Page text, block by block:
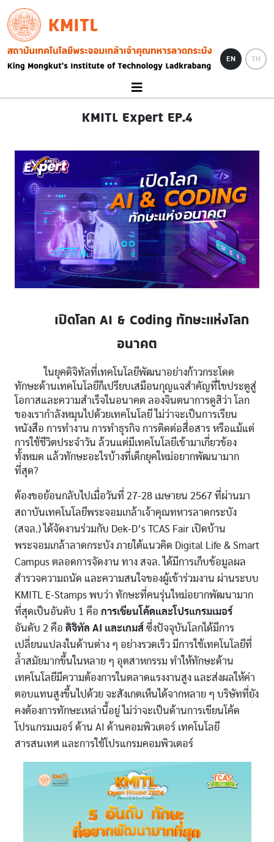
Skip to main content
KMITL
Image
EN TH
KMITL Expert EP.4
เปิดโลก AI & Coding ทักษะแห่งโลก
อนาคต
ในยุคดิจิทัลที่เทคโนโลยีพัฒนาอย่างก้าวกระโดด
ทักษะด้านเทคโนโลยีก็เปรียบเสมือนกุญแจสำคัญที่ไขประตูสู่
โอกาสและความสำเร็จในอนาคต ลองจินตนาการดูสิว่า โลก
ของเรากำลังหมุนไปด้วยเทคโนโลยี ไม่ว่าจะเป็นการเรียน
หนังสือ การทำงาน การทำธุรกิจ การติดต่อสื่อสาร หรือแม้แต่
การใช้ชีวิตประจำวัน ล้วนแต่มีเทคโนโลยีเข้ามาเกี่ยวข้อง
ทั้งหมด แล้วทักษะอะไรบ้างที่เด็กยุคใหม่อยากพัฒนามาก
ที่สุด?
ต้องขอย้อนกลับไปเมื่อวันที่ 27-28 เมษายน 2567 ที่ผ่านมา
สถาบันเทคโนโลยีพระจอมเกล้าเจ้าคุณทหารลาดกระบัง
(สจล.) ได้จัดงานร่วมกับ Dek-D’s TCAS Fair เปิดบ้าน
พระจอมเกล้าลาดกระบัง ภายใต้แนวคิด Digital Life & Smart
Campus ตลอดการจัดงาน ทาง สจล. ได้มีการเก็บข้อมูลผล
สำรวจความถนัด และความสนใจของผู้เข้าร่วมงาน ผ่านระบบ
KMITL E-Stamps พบว่า ทักษะที่คนรุ่นใหม่อยากพัฒนามาก
ที่สุดเป็นอันดับ 1 คือ การเขียนโค้ดและโปรแกรมเมอร์
อันดับ 2 คือ ดิจิทัล AI และเกมส์ ซึ่งปัจจุบันโลกได้มีการ
เปลี่ยนแปลงในด้านต่าง ๆ อย่างรวดเร็ว มีการใช้เทคโนโลยีที่
ล้ำสมัยมากขึ้นในหลาย ๆ อุตสาหกรรม ทำให้ทักษะด้าน
เทคโนโลยีมีความต้องการในตลาดแรงงานสูง และส่งผลให้ค่า
ตอบแทนสูงขึ้นไปด้วย จะสังเกตเห็นได้จากหลาย ๆ บริษัทที่ยัง
คงต้องการทักษะเหล่านี้อยู่ ไม่ว่าจะเป็นด้านการเขียนโค้ด
โปรแกรมเมอร์ ด้าน AI ด้านคอมพิวเตอร์ เทคโนโลยี
สารสนเทศ และการใช้โปรแกรมคอมพิวเตอร์